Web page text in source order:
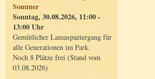
Sommer
Sonntag, 30.08.2026, 11:00 -
13:00 Uhr
Gemütlicher Lamaspaziergang für
alle Generationen im Park.
Noch 8 Plätze frei (Stand vom
03.08.2026)